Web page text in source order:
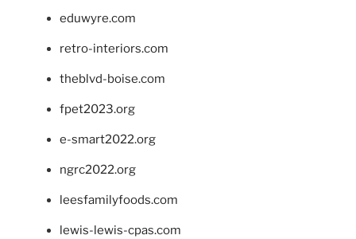
eduwyre.com
retro-interiors.com
theblvd-boise.com
fpet2023.org
e-smart2022.org
ngrc2022.org
leesfamilyfoods.com
lewis-lewis-cpas.com